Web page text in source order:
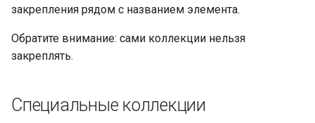
закрепления рядом с названием элемента.
Обратите внимание: сами коллекции нельзя
закреплять.
Специальные коллекции